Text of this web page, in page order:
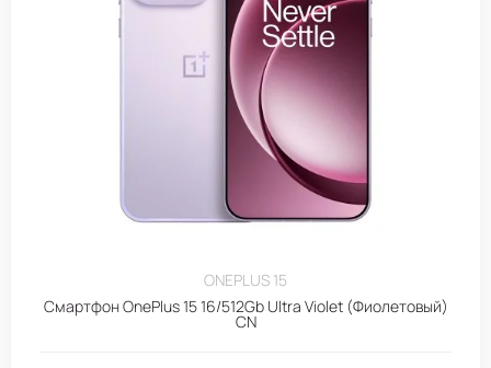
ONEPLUS 15
Смартфон OnePlus 15 16/512Gb Ultra Violet (Фиолетовый)
CN